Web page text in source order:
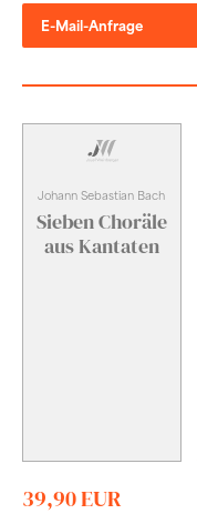
E-Mail-Anfrage
Johann Sebastian Bach
Sieben Choräle
aus Kantaten
39,90 EUR